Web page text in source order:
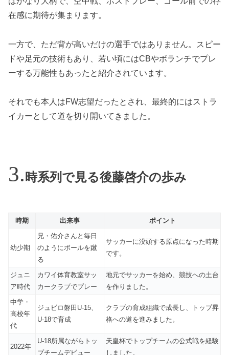
在感に期待が集まります。
一方で、ただ背が高いだけの選手ではありません。スピー
ドや足元の技術もあり、若い頃にはCBやボランチでプレ
ーする万能性もあったと紹介されています。
それでも本人はFW志望だったとされ、最終的にはストラ
イカーとして道を切り開いてきました。
時系列で見る後藤啓介の歩み
時期 出来事 ポイント
幼少期
兄・佑介さんと毎日
のようにボールを蹴
る
サッカーに没頭する原点になった時期
です。
ジュニ
ア時代
カワイ体育教室サッ
カークラブでプレー
地元でサッカーを始め、競技への土台
を作りました。
中学・
高校年
代
ジュビロ磐田U-15、
U-18で育成
クラブの育成組織で成長し、トップ昇
格への道を進みました。
2022年
U-18所属ながらトッ
プチームデビュー
天皇杯でトップチームの公式戦を経験
しました。